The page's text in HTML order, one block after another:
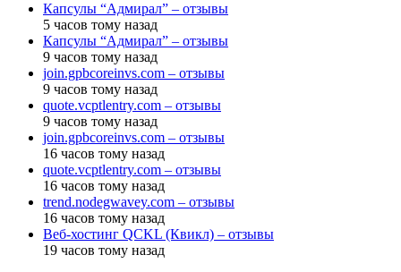
Капсулы “Адмирал” – отзывы
5 часов тому назад
Капсулы “Адмирал” – отзывы
9 часов тому назад
join.gpbcoreinvs.com – отзывы
9 часов тому назад
quote.vcptlentry.com – отзывы
9 часов тому назад
join.gpbcoreinvs.com – отзывы
16 часов тому назад
quote.vcptlentry.com – отзывы
16 часов тому назад
trend.nodegwavey.com – отзывы
16 часов тому назад
Веб-хостинг QCKL (Квикл) – отзывы
19 часов тому назад